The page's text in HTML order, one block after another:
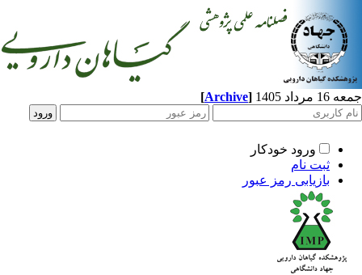
1405
[Archive]
ورود خودکار
ثبت نام
بازیابی رمز عبور